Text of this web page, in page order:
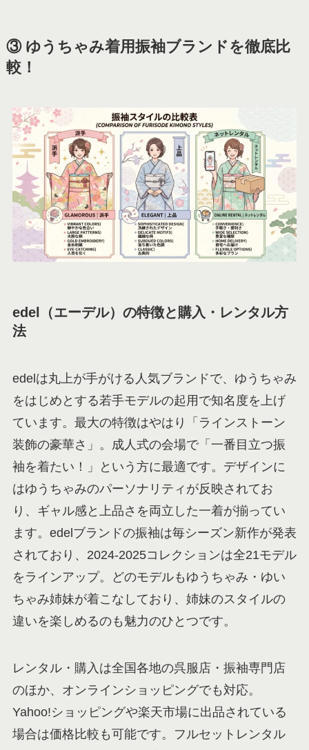
③ ゆうちゃみ着用振袖ブランドを徹底比
較！
edel（エーデル）の特徴と購入・レンタル方
法
edelは丸上が手がける人気ブランドで、ゆうちゃみ
をはじめとする若手モデルの起用で知名度を上げ
ています。最大の特徴はやはり「ラインストーン
装飾の豪華さ」。成人式の会場で「一番目立つ振
袖を着たい！」という方に最適です。デザインに
はゆうちゃみのパーソナリティが反映されてお
り、ギャル感と上品さを両立した一着が揃ってい
ます。edelブランドの振袖は毎シーズン新作が発表
されており、2024-2025コレクションは全21モデル
をラインアップ。どのモデルもゆうちゃみ・ゆい
ちゃみ姉妹が着こなしており、姉妹のスタイルの
違いを楽しめるのも魅力のひとつです。
レンタル・購入は全国各地の呉服店・振袖専門店
のほか、オンラインショッピングでも対応。
Yahoo!ショッピングや楽天市場に出品されている
場合は価格比較も可能です。フルセットレンタル